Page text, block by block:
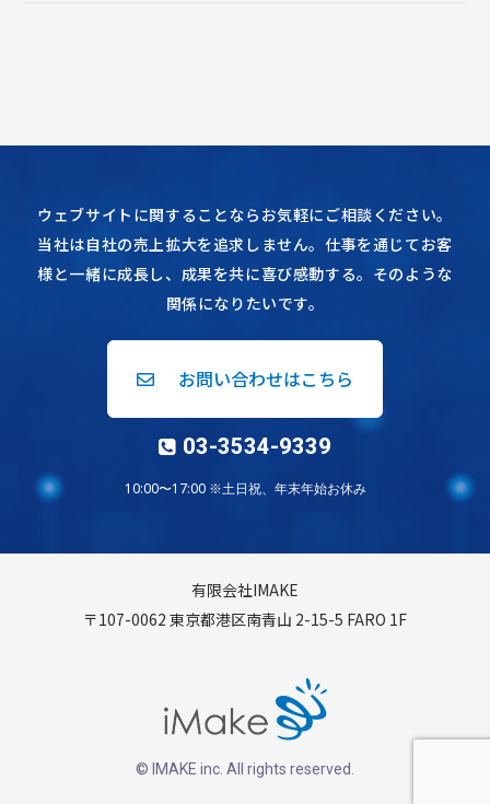
ウェブサイトに関することならお気軽にご相談ください。
当社は自社の売上拡大を追求しません。仕事を通じてお客
様と一緒に成長し、成果を共に喜び感動する。そのような
関係になりたいです。
お問い合わせはこちら
03-3534-9339
10:00〜17:00 ※土日祝、年末年始お休み
有限会社IMAKE
〒107-0062 東京都港区南青山 2-15-5 FARO 1F
© IMAKE inc. All rights reserved.